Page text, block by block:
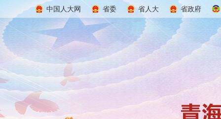
中国人大网 省委 省人大 省政府